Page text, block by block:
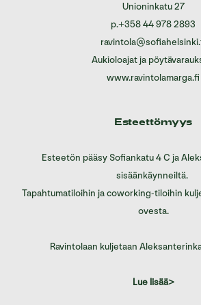
Unioninkatu 27
p.+358 44 978 2893
Aukioloajat ja
www.ravintolamarga.fi
Esteettömyys
Esteetön pääsy Sofiankatu 4 C ja
sisäänkäynneiltä.
Tapahtumatiloihin ja coworking-tiloihin
ovesta.
Ravintolaan kuljetaan
Lue lisää>